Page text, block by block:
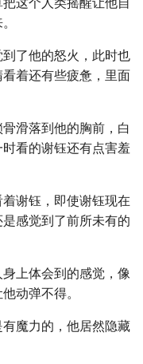
了他的怒火，此时也
着还有些疲惫，里面
滑落到他的胸前，白
看的谢钰还有点害羞
谢钰，即使谢钰现在
感觉到了前所未有的
上体会到的感觉，像
动弹不得。
魔力的，他居然隐藏